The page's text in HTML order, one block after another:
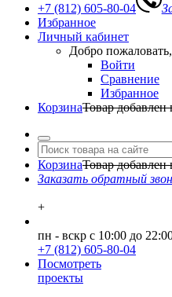
+7 (812) 605-80-04
Избранное
Личный кабинет
Добро
Войти
Сравнение
Избранное
КорзинаТовар добавлен
КорзинаТовар добавлен
Заказать обратный
+
пн - вскр с 10:00 до
+7 (812) 605-80-04
Посмотреть
проекты